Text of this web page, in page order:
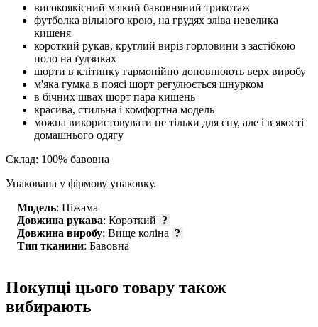
високоякісний м'який бавовняний трикотаж
футболка вільного крою, на грудях зліва невелика
кишеня
короткий рукав, круглий виріз горловини з застібкою
поло на ґудзиках
шорти в клітинку гармонійно доповнюють верх виробу
м'яка гумка в поясі шорт регулюється шнурком
в бічних швах шорт пара кишень
красива, стильна і комфортна модель
можна використовувати не тільки для сну, але і в якості
домашнього одягу
Склад: 100% бавовна
Упакована у фірмову упаковку.
Модель: Піжама
Довжина рукава: Короткий ?
Довжина виробу: Вище коліна ?
Тип тканини: Бавовна
Покупці цього товару також
вибирають